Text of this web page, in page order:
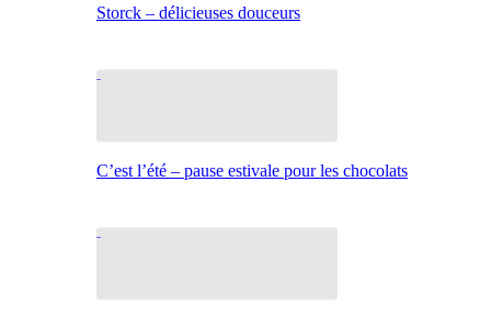
Storck – délicieuses douceurs
C’est l’été – pause estivale pour les chocolats